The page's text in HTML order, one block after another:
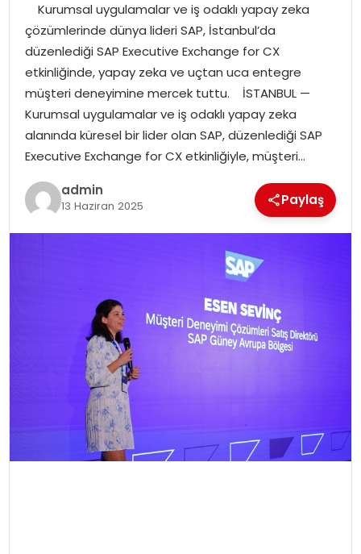
MAGAZIN
SAĞLIK
SIYASET
SPOR
TEKNOLOJI
Kurumsal uygulamalar ve iş odaklı yapay zeka
çözümlerinde dünya lideri SAP, İstanbul’da
düzenlediği SAP Executive Exchange for CX
etkinliğinde, yapay zeka ve uçtan uca entegre
müşteri deneyimine mercek tuttu. İSTANBUL —
Kurumsal uygulamalar ve iş odaklı yapay zeka
alanında küresel bir lider olan SAP, düzenlediği SAP
Executive Exchange for CX etkinliğiyle, müşteri…
admin
13 Haziran 2025 Paylaş